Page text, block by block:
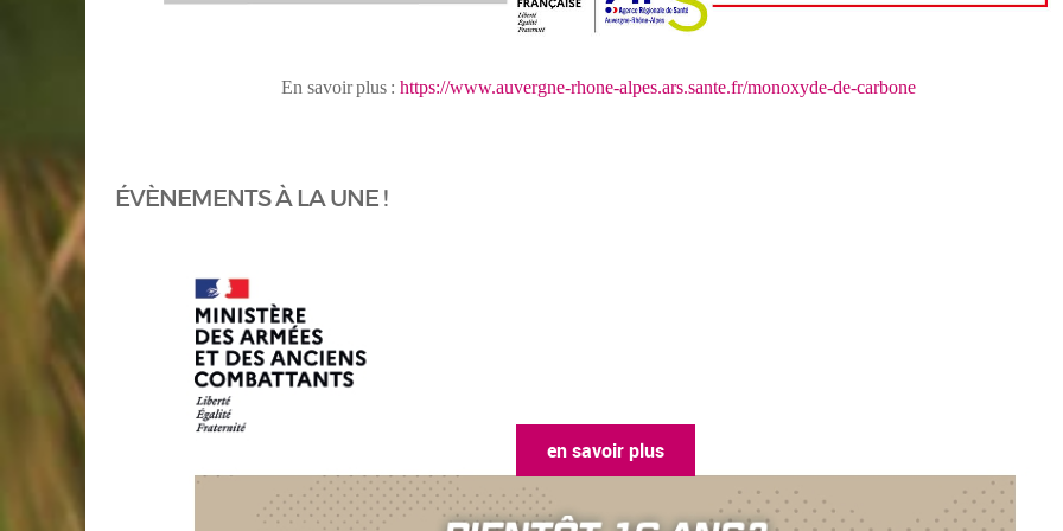
En savoir plus : https://www.auvergne-rhone-alpes.ars.sante.fr/monoxyde-de-carbone
ÉVÈNEMENTS À LA UNE !
en savoir plus